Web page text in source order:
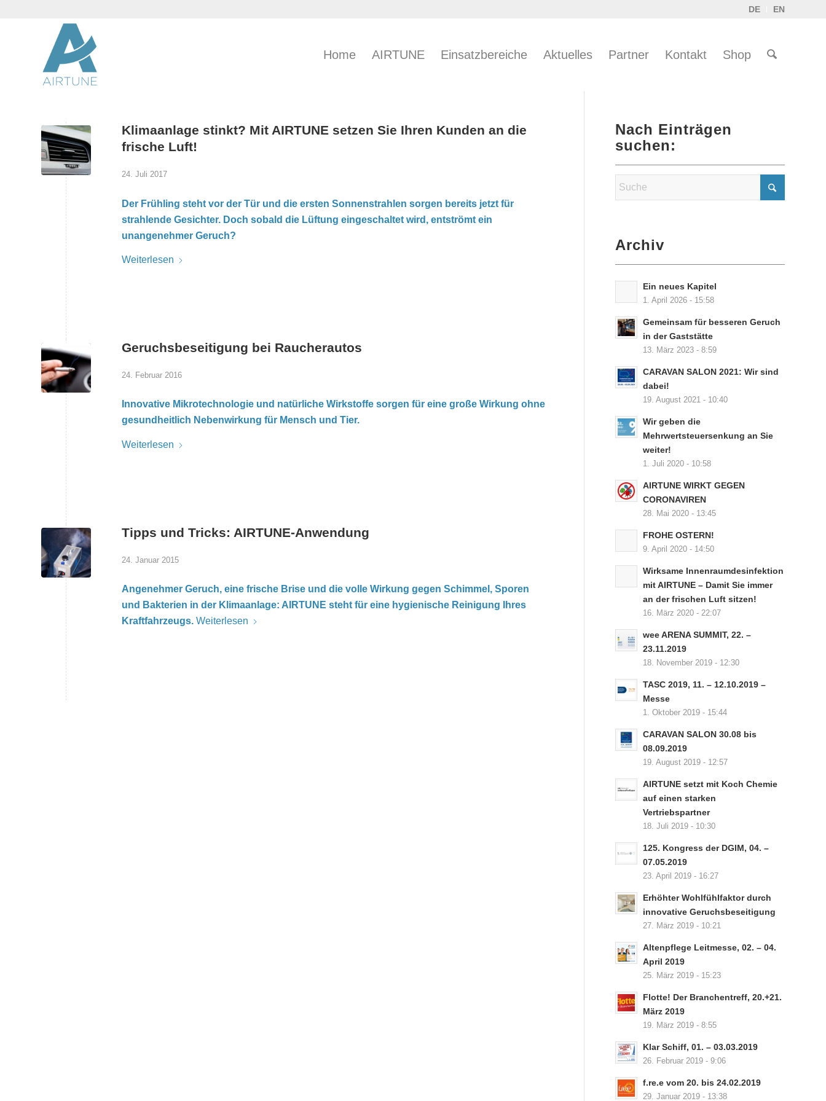
DE EN
Home AIRTUNE Einsatzbereiche Aktuelles Partner Kontakt Shop
Klimaanlage stinkt? Mit AIRTUNE setzen Sie Ihren Kunden an die
frische Luft!
24. Juli 2017
Der Frühling steht vor der Tür und die ersten Sonnenstrahlen sorgen bereits jetzt für
strahlende Gesichter. Doch sobald die Lüftung eingeschaltet wird, entströmt ein
unangenehmer Geruch?
Weiterlesen
Geruchsbeseitigung bei Raucherautos
24. Februar 2016
Innovative Mikrotechnologie und natürliche Wirkstoffe sorgen für eine große Wirkung ohne
gesundheitlich Nebenwirkung für Mensch und Tier.
Weiterlesen
Tipps und Tricks: AIRTUNE-Anwendung
24. Januar 2015
Angenehmer Geruch, eine frische Brise und die volle Wirkung gegen Schimmel, Sporen
und Bakterien in der Klimaanlage: AIRTUNE steht für eine hygienische Reinigung Ihres
Kraftfahrzeugs. Weiterlesen
Nach Einträgen
suchen:
Archiv
Ein neues Kapitel
1. April 2026 - 15:58
Gemeinsam für besseren Geruch
in der Gaststätte
13. März 2023 - 8:59
CARAVAN SALON 2021: Wir sind
dabei!
19. August 2021 - 10:40
Wir geben die
Mehrwertsteuersenkung an Sie
weiter!
1. Juli 2020 - 10:58
AIRTUNE WIRKT GEGEN
CORONAVIREN
28. Mai 2020 - 13:45
FROHE OSTERN!
9. April 2020 - 14:50
Wirksame Innenraumdesinfektion
mit AIRTUNE – Damit Sie immer
an der frischen Luft sitzen!
16. März 2020 - 22:07
wee ARENA SUMMIT, 22. –
23.11.2019
18. November 2019 - 12:30
TASC 2019, 11. – 12.10.2019 –
Messe
1. Oktober 2019 - 15:44
CARAVAN SALON 30.08 bis
08.09.2019
19. August 2019 - 12:57
AIRTUNE setzt mit Koch Chemie
auf einen starken
Vertriebspartner
18. Juli 2019 - 10:30
125. Kongress der DGIM, 04. –
07.05.2019
23. April 2019 - 16:27
Erhöhter Wohlfühlfaktor durch
innovative Geruchsbeseitigung
27. März 2019 - 10:21
Altenpflege Leitmesse, 02. – 04.
April 2019
25. März 2019 - 15:23
Flotte! Der Branchentreff, 20.+21.
März 2019
19. März 2019 - 8:55
Klar Schiff, 01. – 03.03.2019
26. Februar 2019 - 9:06
f.re.e vom 20. bis 24.02.2019
29. Januar 2019 - 13:38